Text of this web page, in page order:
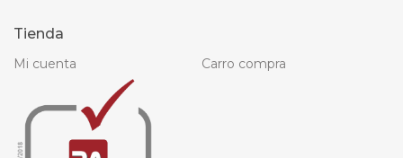
Tienda
Mi cuenta Carro compra